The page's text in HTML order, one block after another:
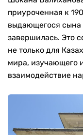
приуроченная к
выдающегося сына
завершилась. Это
не только для
мира, изучающего
взаимодействие